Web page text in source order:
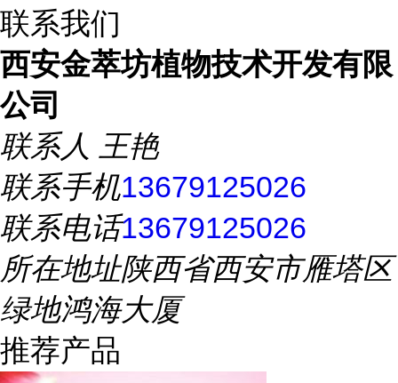
联系我们
西安金萃坊植物技术开发有限
公司
联系人 王艳
联系手机13679125026
联系电话13679125026
所在地址陕西省西安市雁塔区
绿地鸿海大厦
推荐产品